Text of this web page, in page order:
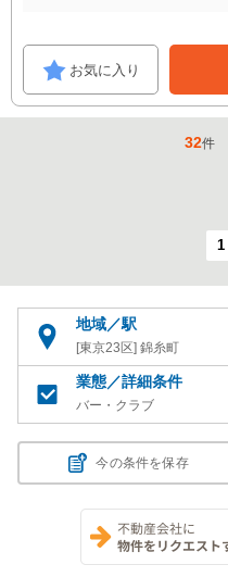
お気に入り
32件
1
地域／駅
[東京23区] 錦糸町
業態／詳細条件
バー・クラブ
今の条件を保存